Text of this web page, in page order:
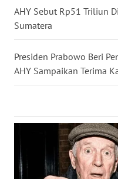
AHY Sebut Rp51 Triliun
Sumatera
Presiden Prabowo Beri
AHY Sampaikan Terima
WN
MALUKU
WN
MALUT
TOBA